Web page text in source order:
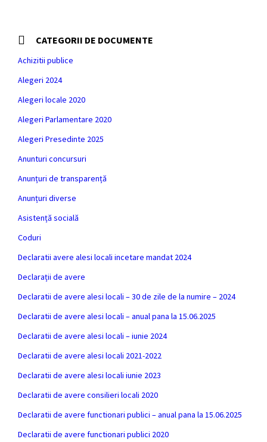
CATEGORII DE DOCUMENTE
Achizitii publice
Alegeri 2024
Alegeri locale 2020
Alegeri Parlamentare 2020
Alegeri Presedinte 2025
Anunturi concursuri
Anunțuri de transparență
Anunțuri diverse
Asistență socială
Coduri
Declaratii avere alesi locali incetare mandat 2024
Declarații de avere
Declaratii de avere alesi locali – 30 de zile de la numire – 2024
Declaratii de avere alesi locali – anual pana la 15.06.2025
Declaratii de avere alesi locali – iunie 2024
Declaratii de avere alesi locali 2021-2022
Declaratii de avere alesi locali iunie 2023
Declaratii de avere consilieri locali 2020
Declaratii de avere functionari publici – anual pana la 15.06.2025
Declaratii de avere functionari publici 2020